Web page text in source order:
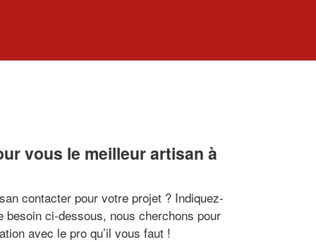
vous le meilleur artisan à
contacter pour votre projet ? Indiquez-
besoin ci-dessous, nous cherchons pour
avec le pro qu’il vous faut !